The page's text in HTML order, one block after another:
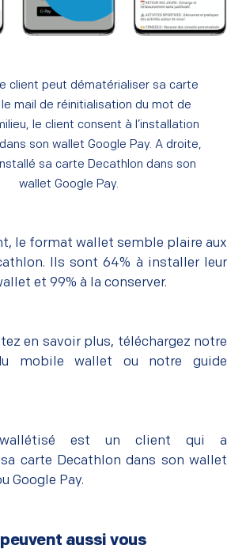
client peut dématérialiser sa carte
mail de réinitialisation du mot de
le client consent à l’installation
son wallet Google Pay. A droite,
sa carte Decathlon dans son
wallet Google Pay.
le format wallet semble plaire aux
Ils sont 64% à installer leur
et 99% à la conserver.
en savoir plus, téléchargez notre
mobile wallet ou notreguide
est un client qui a
carte Decathlon dans son wallet
Google Pay.
aussi vous